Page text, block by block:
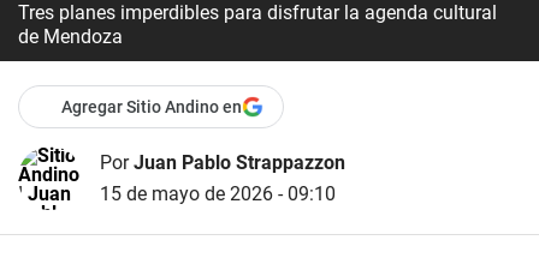
Tres planes imperdibles para disfrutar la agenda cultural
de Mendoza
Agregar Sitio Andino en
PorJuan Pablo Strappazzon
15 de mayo de 2026 - 09:10